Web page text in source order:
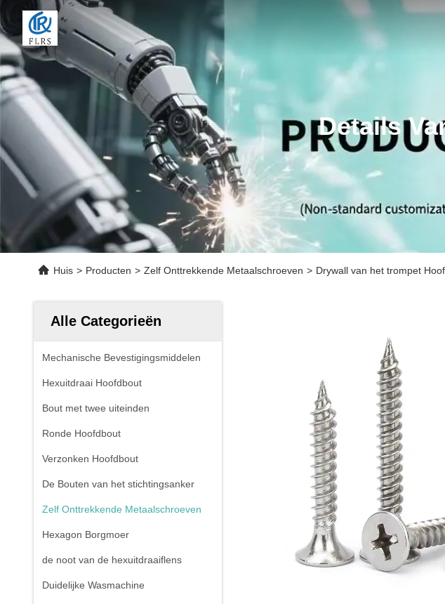
Details
Huis > Producten > Zelf Onttrekkende Metaalschroeven > Drywall van het trompet
Alle Categorieën
Mechanische Bevestigingsmiddelen
Hexuitdraai Hoofdbout
Bout met twee uiteinden
Ronde Hoofdbout
Verzonken Hoofdbout
De Bouten van het stichtingsanker
Zelf Onttrekkende Metaalschroeven
Hexagon Borgmoer
de noot van de hexuitdraaiflens
Duidelijke Wasmachine